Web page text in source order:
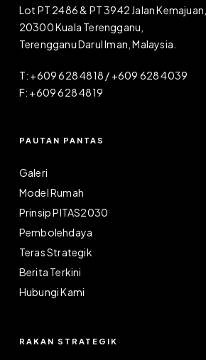
Lot PT 2486 & PT 3942 Jalan Kemajuan,
20300 Kuala Terengganu,
Terengganu Darul Iman, Malaysia.
T: +609 628 4818 / +609 628 4039
F: +609 628 4819
PAUTAN PANTAS
Galeri
Model Rumah
Prinsip PITAS2030
Pembolehdaya
Teras Strategik
Berita Terkini
Hubungi Kami
RAKAN STRATEGIK